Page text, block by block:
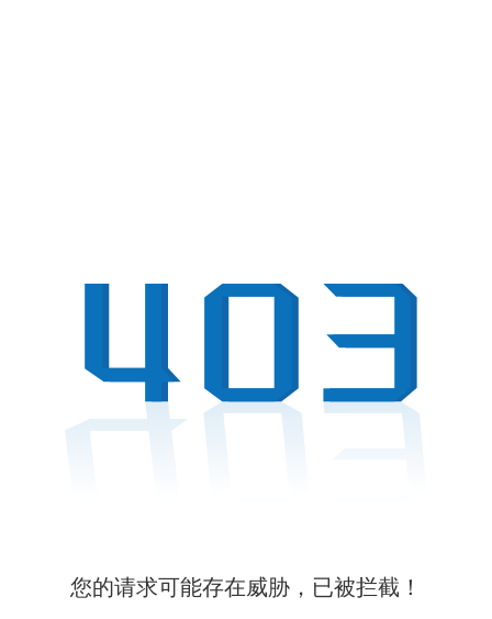
您的请求可能存在威胁，已被拦截！